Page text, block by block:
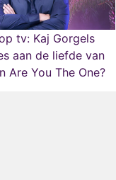
tv: Kaj Gorgels
aan de liefde van
Are You The One?